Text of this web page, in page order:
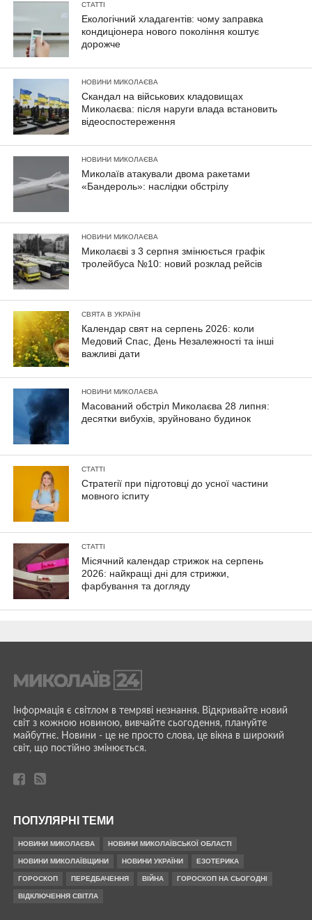
СТАТТІ
Екологічний хладагентів: чому заправка
кондиціонера нового покоління коштує
дорожче
НОВИНИ МИКОЛАЄВА
Скандал на військових кладовищах
Миколаєва: після наруги влада встановить
відеоспостереження
НОВИНИ МИКОЛАЄВА
Миколаїв атакували двома ракетами
«Бандероль»: наслідки обстрілу
НОВИНИ МИКОЛАЄВА
Миколаєві з 3 серпня змінюється графік
тролейбуса №10: новий розклад рейсів
СВЯТА В УКРАЇНІ
Календар свят на серпень 2026: коли
Медовий Спас, День Незалежності та інші
важливі дати
НОВИНИ МИКОЛАЄВА
Масований обстріл Миколаєва 28 липня:
десятки вибухів, зруйновано будинок
СТАТТІ
Стратегії при підготовці до усної частини
мовного іспиту
СТАТТІ
Місячний календар стрижок на серпень
2026: найкращі дні для стрижки,
фарбування та догляду
Інформація є світлом в темряві незнання. Відкривайте новий
світ з кожною новиною, вивчайте сьогодення, плануйте
майбутнє. Новини - це не просто слова, це вікна в широкий
світ, що постійно змінюється.
ПОПУЛЯРНІ ТЕМИ
НОВИНИ МИКОЛАЄВА НОВИНИ МИКОЛАЇВСЬКОЇ ОБЛАСТІ
НОВИНИ МИКОЛАЇВЩИНИ НОВИНИ УКРАЇНИ ЕЗОТЕРИКА
ГОРОСКОП ПЕРЕДБАЧЕННЯ ВІЙНА ГОРОСКОП НА СЬОГОДНІ
ВІДКЛЮЧЕННЯ СВІТЛА